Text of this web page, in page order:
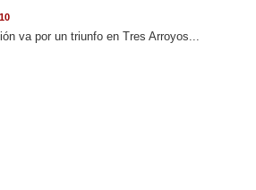
va por un triunfo en Tres Arroyos...